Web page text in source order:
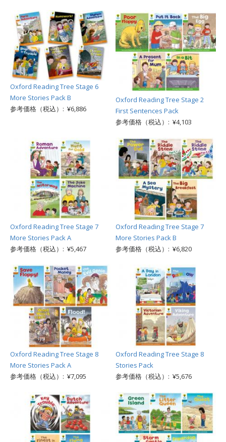
Oxford Reading Tree Stage 6
More Stories Pack B
参考価格（税込）: ¥6,886
Oxford Reading Tree Stage 2
First Sentences Pack
参考価格（税込）: ¥4,103
Oxford Reading Tree Stage 7
More Stories Pack A
参考価格（税込）: ¥5,467
Oxford Reading Tree Stage 7
More Stories Pack B
参考価格（税込）: ¥6,820
Oxford Reading Tree Stage 8
More Stories Pack A
参考価格（税込）: ¥7,095
Oxford Reading Tree Stage 8
Stories Pack
参考価格（税込）: ¥5,676